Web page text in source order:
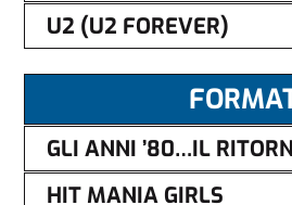
U2 (U2 FOREVER)
GLI ANNI ’80…IL
HIT MANIA GIRLS